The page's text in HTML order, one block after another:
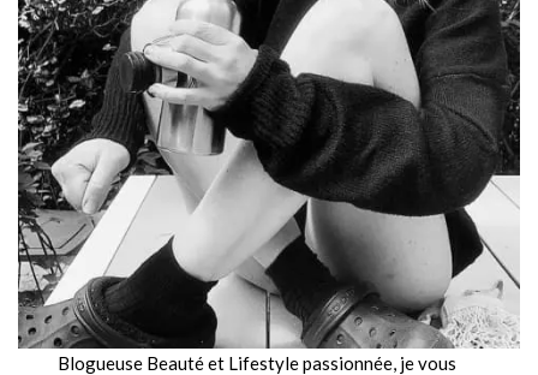
Blogueuse Beauté et Lifestyle passionnée, je vous